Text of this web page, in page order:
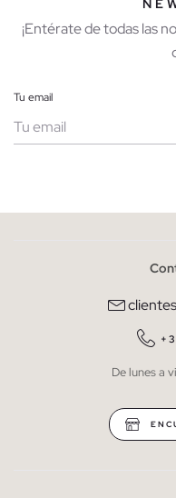
¡Entérate de todas las
Tu email
He leído y entiendo la
* Puedes cancelar
De lunes a